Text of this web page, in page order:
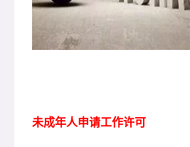
未成年人申请工作许可